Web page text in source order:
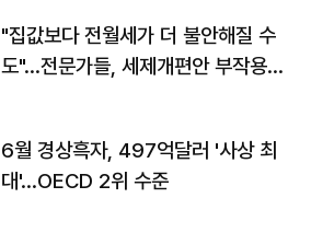
"집값보다 전월세가 더 불안해질 수
도"…전문가들, 세제개편안 부작용
6월 경상흑자, 497억달러 '사상 최
대'…OECD 2위 수준